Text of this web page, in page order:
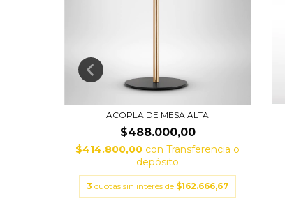
ACOPLA DE MESA ALTA
$488.000,00
$414.800,00 con Transferencia o
depósito
3 cuotas sin interés de $162.666,67